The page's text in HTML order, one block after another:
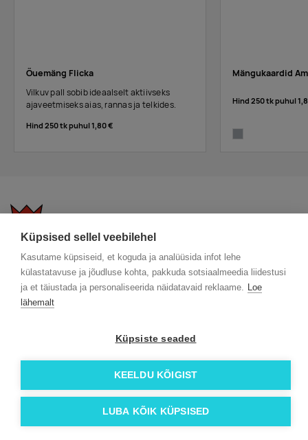
Küpsised sellel veebilehel
Kasutame küpsiseid, et koguda ja analüüsida infot lehe
külastatavuse ja jõudluse kohta, pakkuda sotsiaalmeedia liidestusi
ja et täiustada ja personaliseerida näidatavaid reklaame. Loe
lähemalt
Küpsiste seaded
KEELDU KÕIGIST
LUBA KÕIK KÜPSISED
Õuemäng Flicka
Vilkuv pall sobib ideaalselt aktiivseks
ajaveetmiseks aias, rannas ja telkides.
Hind 250 tk puhul1,80 €
Mängukaardid
Hind 250 tk puhul
KKK
Trükitehnikad
Meist lähemalt
Üldtingimused
ÖKO reklaamkingitused
Meeskond
Kontakt
Facebook
© 2026 Roi OÜ | Kõik õigused on kaitstud.